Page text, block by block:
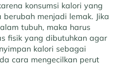
konsumsi kalori yang
menjadi lemak. Jika
tubuh, maka harus
fisik yang dibutuhkan agar
kalori sebagai
cara mengecilkan perut